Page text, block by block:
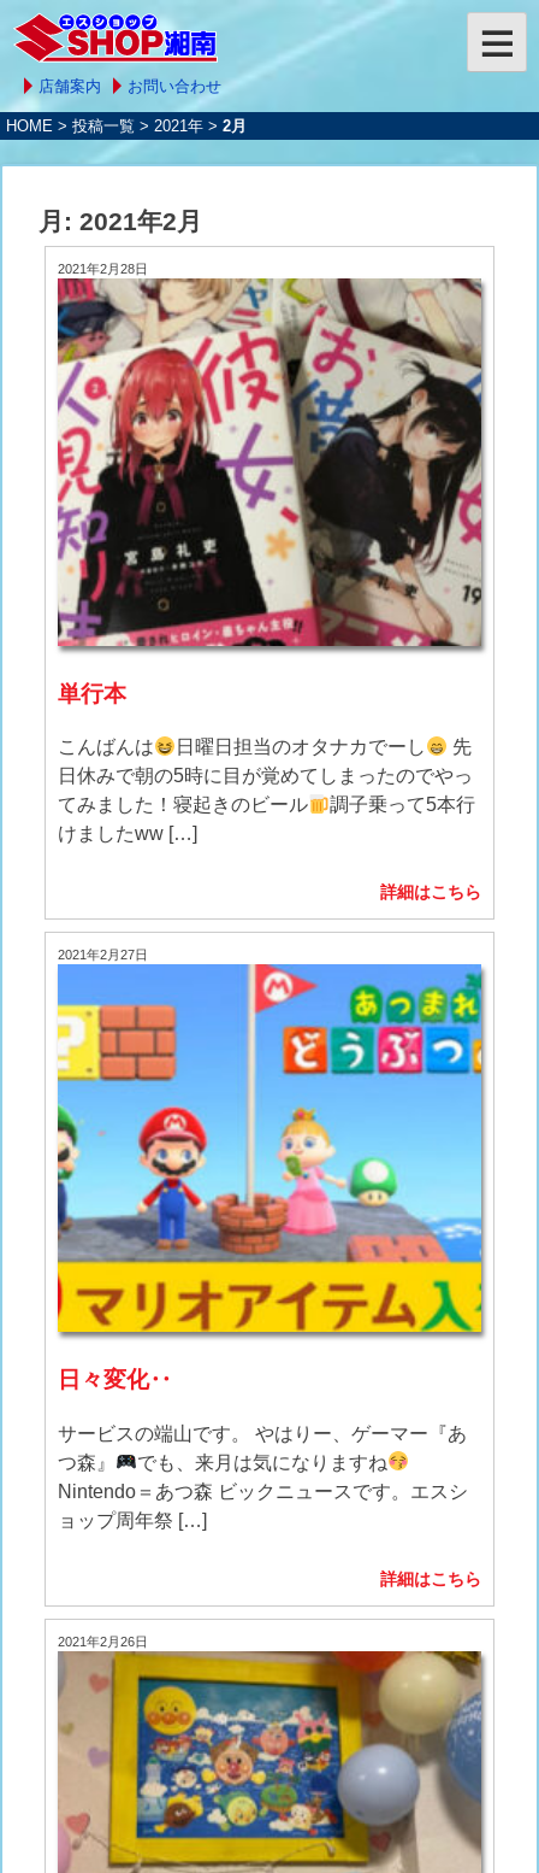
店舗案内 お問い合わせ
HOME > 投稿一覧 > 2021年 > 2月
月: 2021年2月
2021年2月28日
単行本
こんばんは 日曜日担当のオタナカでーし
先
日休みで朝の5時に目が覚めてしまったのでやっ
てみました！寝起きのビール
調子乗って5本行
けましたww […]
詳細はこちら
2021年2月27日
日々変化‥
サービスの端山です。 やはりー、ゲーマー『あ
つ森』
でも、来月は気になりますね
Nintendo＝あつ森 ビックニュースです。エスシ
ョップ周年祭 […]
詳細はこちら
2021年2月26日